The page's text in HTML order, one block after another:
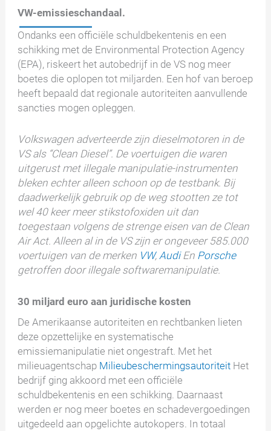
VW-emissieschandaal.
Ondanks een officiële schuldbekentenis en een
schikking met de Environmental Protection Agency
(EPA), riskeert het autobedrijf in de VS nog meer
boetes die oplopen tot miljarden. Een hof van beroep
heeft bepaald dat regionale autoriteiten aanvullende
sancties mogen opleggen.
Volkswagen adverteerde zijn dieselmotoren in de
VS als “Clean Diesel”. De voertuigen die waren
uitgerust met illegale manipulatie-instrumenten
bleken echter alleen schoon op de testbank. Bij
daadwerkelijk gebruik op de weg stootten ze tot
wel 40 keer meer stikstofoxiden uit dan
toegestaan volgens de strenge eisen van de Clean
Air Act. Alleen al in de VS zijn er ongeveer 585.000
voertuigen van de merken VW,AudiEn Porsche
getroffen door illegale softwaremanipulatie.
30 miljard euro aan juridische kosten
De Amerikaanse autoriteiten en rechtbanken lieten
deze opzettelijke en systematische
emissiemanipulatie niet ongestraft. Met het
milieuagentschap Milieubeschermingsautoriteit Het
bedrijf ging akkoord met een officiële
schuldbekentenis en een schikking. Daarnaast
werden er nog meer boetes en schadevergoedingen
uitgedeeld aan opgelichte autokopers. In totaal